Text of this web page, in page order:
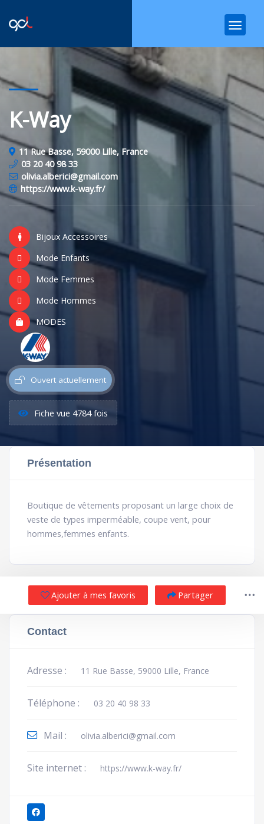
K-Way
11 Rue Basse, 59000 Lille, France
03 20 40 98 33
olivia.alberici@gmail.com
https://www.k-way.fr/
Bijoux Accessoires
Mode Enfants
Mode Femmes
Mode Hommes
MODES
Ouvert actuellement
Fiche vue 4784 fois
Présentation
Boutique de vêtements proposant un large choix de
veste de types imperméable, coupe vent, pour
hommes,femmes enfants.
Ajouter à mes favoris Partager
Contact
Adresse : 11 Rue Basse, 59000 Lille, France
Téléphone : 03 20 40 98 33
Mail : olivia.alberici@gmail.com
Site internet : https://www.k-way.fr/